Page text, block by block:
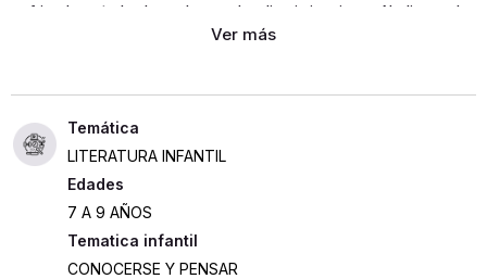
sufriendo en todo el mundo grandes discriminaciones. Nadie puede
tener ninguna duda de que mujeres y hombres somos iguales y
mejor donde vivir.
LITERATURA INFANTIL
Edades
7 A 9 AÑOS
Tematica infantil
CONOCERSE Y PENSAR